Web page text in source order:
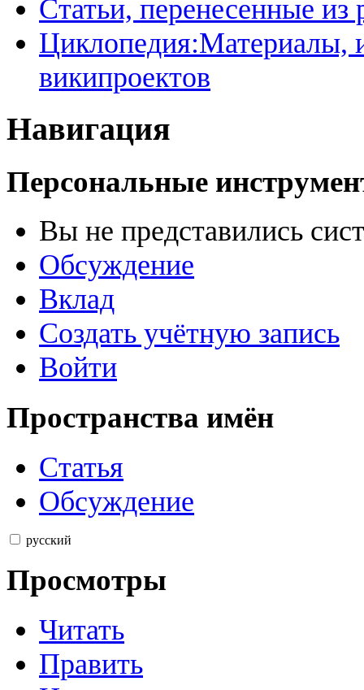
Статьи, перенесенные из
Циклопедия:Материалы,
википроектов
Навигация
Персональные
Вы не представились
Обсуждение
Вклад
Создать учётную запись
Войти
Пространства имён
Статья
Обсуждение
русский
Просмотры
Читать
Править